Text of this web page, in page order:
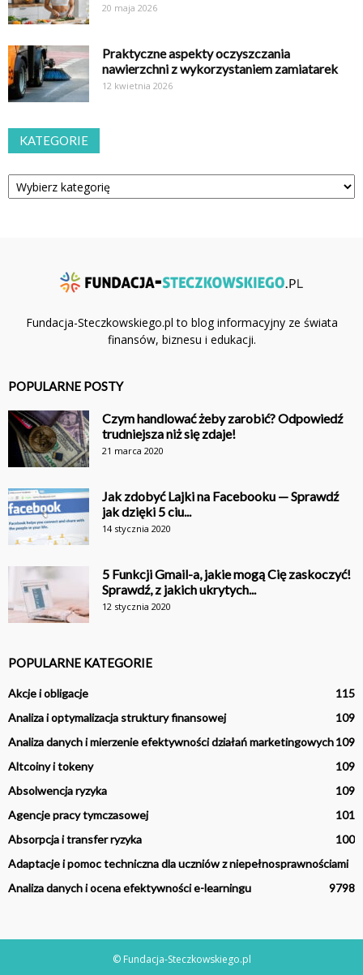
20 maja 2026
Praktyczne aspekty oczyszczania
nawierzchni z wykorzystaniem zamiatarek
12 kwietnia 2026
KATEGORIE
Kategorie
Fundacja-Steczkowskiego.pl to blog informacyjny ze świata
finansów, biznesu i edukacji.
POPULARNE POSTY
Czym handlować żeby zarobić? Odpowiedź
trudniejsza niż się zdaje!
21 marca 2020
Jak zdobyć Lajki na Facebooku — Sprawdź
jak dzięki 5 ciu...
14 stycznia 2020
5 Funkcji Gmail-a, jakie mogą Cię zaskoczyć!
Sprawdź, z jakich ukrytych...
12 stycznia 2020
POPULARNE KATEGORIE
Akcje i obligacje
115
Analiza i optymalizacja struktury finansowej
109
Analiza danych i mierzenie efektywności działań marketingowych109
Altcoiny i tokeny
109
Absolwencja ryzyka
109
Agencje pracy tymczasowej
101
Absorpcja i transfer ryzyka
100
Adaptacje i pomoc techniczna dla uczniów z niepełnosprawnościami
98
Analiza danych i ocena efektywności e-learningu 97
© Fundacja-Steczkowskiego.pl